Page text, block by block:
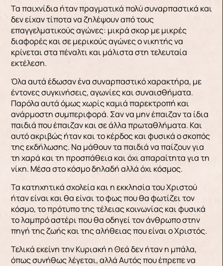
Τα παιχνίδια ήταν πραγματικά πολύ συναρπαστικά και
δεν είχαν τίποτα να ζηλέψουν από τους
επαγγελματικούς αγώνες: μικρά σκορ με μικρές
διαφορές και σε μερικούς αγώνες ο νικητής να
κρίνεται στα πέναλτι και μάλιστα στη τελευταία
εκτέλεση.
Όλα αυτά έδωσαν ένα συναρπαστικό χαρακτήρα, με
έντονες συγκινήσεις, αγωνίες και συναισθήματα.
Παρόλα αυτά όμως χωρίς καμιά παρεκτροπή και
ανάρμοστη συμπεριφορά. Σαν να μην έπαιζαν τα ίδια
παιδιά που έπαιζαν και σε άλλα πρωταθλήματα. Και
αυτό ακριβώς ήταν και το κέρδος και φυσικά ο σκοπός
της εκδήλωσης. Να μάθουν τα παιδιά να παίζουν για
τη χαρά και τη προσπάθεια και όχι απαραίτητα για τη
νίκη. Μέσα στο κόσμο δηλαδή αλλά όχι κόσμος.
Τα κατηχητικά σχολεία και η εκκλησία του Χριστού
ήταν είναι και θα είναι το φως που θα φωτίζει τον
κόσμο, το πρότυπο της τέλειας κοινωνίας και φυσικά
το λαμπρό αστέρι που θα οδηγεί τον άνθρωπο στην
πηγή της ζωής και της αλήθειας που είναι ο Χριστός.
Τελικά εκείνη την Κυριακή η Θεά δεν ήταν η μπάλα,
όπως συνήθως λέγεται, αλλά Αυτός που έπρεπε να